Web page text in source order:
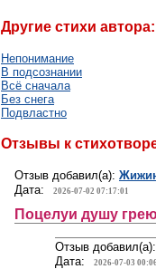
Другие стихи автора:
Непонимание
В подсознании
Всё сначала
Без снега
Подвластно
Отзывы к
Отзыв добавил(а):
Дата:
2026-07-02 07:17:01
Поцелуи душу
Отзыв добавил(а):
Дата:
2026-07-03